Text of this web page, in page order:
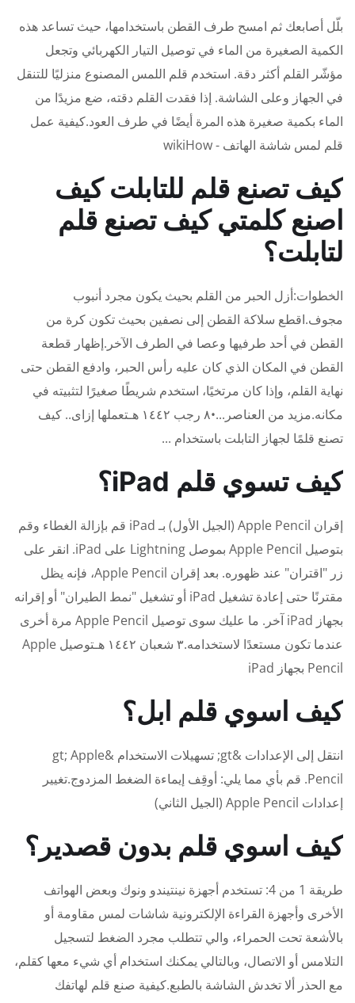
بلّل أصابعك ثم امسح طرف القطن باستخدامها، حيث تساعد هذه
الكمية الصغيرة من الماء في توصيل التيار الكهربائي وتجعل
مؤشّر القلم أكثر دقة. استخدم قلم اللمس المصنوع منزليًا للتنقل
في الجهاز وعلى الشاشة. إذا فقدت القلم دقته، ضع مزيدًا من
الماء بكمية صغيرة هذه المرة أيضًا في طرف العود.كيفية عمل
قلم لمس شاشة الهاتف - wikiHow
كيف تصنع قلم للتابلت كيف
اصنع كلمتي كيف تصنع قلم
لتابلت؟
الخطوات:أزل الحبر من القلم بحيث يكون مجرد أنبوب
مجوف.اقطع سلاكة القطن إلى نصفين بحيث تكون كرة من
القطن في أحد طرفيها وعصا في الطرف الآخر.إظهار قطعة
القطن في المكان الذي كان عليه رأس الحبر، وادفع القطن حتى
نهاية القلم، وإذا كان مرتخيًا، استخدم شريطًا صغيرًا لتثبيته في
مكانه.مزيد من العناصر...•٨ رجب ١٤٤٢ هـتعملها إزاى.. كيف
تصنع قلمًا لجهاز التابلت باستخدام ...
كيف تسوي قلم iPad؟
إقران Apple Pencil (الجيل الأول) بـ iPad قم بإزالة الغطاء وقم
بتوصيل Apple Pencil بموصل Lightning على iPad. انقر على
زر "اقتران" عند ظهوره. بعد إقران Apple Pencil، فإنه يظل
مقترنًا حتى إعادة تشغيل iPad أو تشغيل "نمط الطيران" أو إقرانه
بجهاز iPad آخر. ما عليك سوى توصيل Apple Pencil مرة أخرى
عندما تكون مستعدًا لاستخدامه.٣ شعبان ١٤٤٢ هـتوصيل Apple
Pencil بجهاز iPad
كيف اسوي قلم ابل؟
انتقل إلى الإعدادات &gt; تسهيلات الاستخدام &gt; Apple
Pencil. قم بأي مما يلي: أوقِف إيماءة الضغط المزدوج.تغيير
إعدادات Apple Pencil (الجيل الثاني)
كيف اسوي قلم بدون قصدير؟
طريقة 1 من 4: تستخدم أجهزة نينتيندو ونوك وبعض الهواتف
الأخرى وأجهزة القراءة الإلكترونية شاشات لمس مقاومة أو
بالأشعة تحت الحمراء، والي تتطلب مجرد الضغط لتسجيل
التلامس أو الاتصال، وبالتالي يمكنك استخدام أي شيء معها كقلم،
مع الحذر ألا تخدش الشاشة بالطبع.كيفية صنع قلم لهاتفك